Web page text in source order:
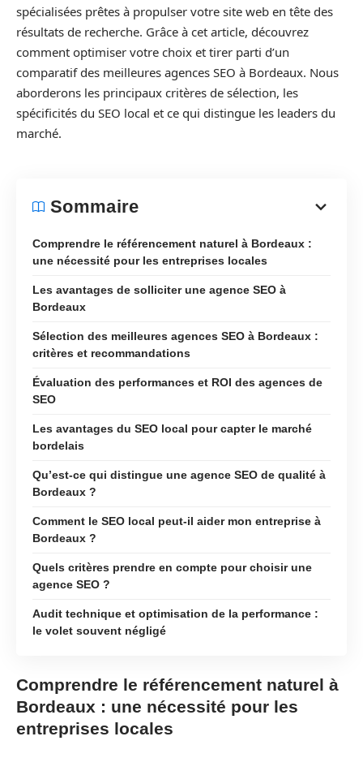
spécialisées prêtes à propulser votre site web en tête des
résultats de recherche. Grâce à cet article, découvrez
comment optimiser votre choix et tirer parti d’un
comparatif des meilleures agences SEO à Bordeaux. Nous
aborderons les principaux critères de sélection, les
spécificités du SEO local et ce qui distingue les leaders du
marché.
Sommaire
Comprendre le référencement naturel à Bordeaux :
une nécessité pour les entreprises locales
Les avantages de solliciter une agence SEO à
Bordeaux
Sélection des meilleures agences SEO à Bordeaux :
critères et recommandations
Évaluation des performances et ROI des agences de
SEO
Les avantages du SEO local pour capter le marché
bordelais
Qu’est-ce qui distingue une agence SEO de qualité à
Bordeaux ?
Comment le SEO local peut-il aider mon entreprise à
Bordeaux ?
Quels critères prendre en compte pour choisir une
agence SEO ?
Audit technique et optimisation de la performance :
le volet souvent négligé
Comprendre le référencement naturel à
Bordeaux : une nécessité pour les
entreprises locales